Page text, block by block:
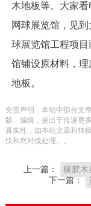
木地板等。大家
网球展览馆，见
球展览馆工程项
馆铺设原材料，
地板。
免责声明：本站中部分文
版、编辑，是出于传递更
真实性，如本站文章和转
快和您对接处理。。
上一篇：
橡胶木
下一篇：